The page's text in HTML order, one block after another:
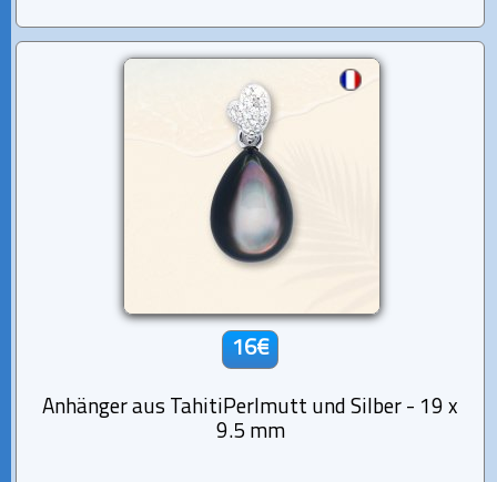
16€
Anhänger aus TahitiPerlmutt und Silber - 19 x
9.5 mm